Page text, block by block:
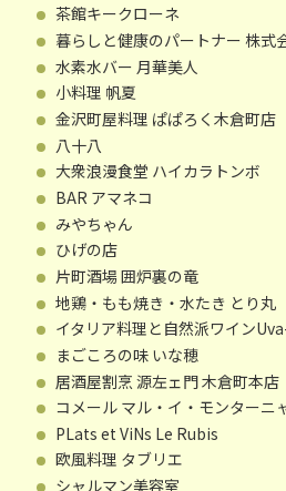
茶館キークローネ
暮らしと健康のパートナー 株式
水素水バー 月華美人
小料理 帆夏
金沢町屋料理 ぱぱろく木倉町店
八十八
大衆浪漫食堂 ハイカラトンボ
BAR アマネコ
みやちゃん
ひげの店
片町酒場 囲炉裏の竜
地鶏・もも焼き・水たき とり丸
イタリア料理と自然派ワイン
まごころの味 いな穂
居酒屋割烹 源左ェ門 木倉町本店
コメール マル・イ・モンターニ
PLats et ViNs Le Rubis
欧風料理 タブリエ
シャルマン美容室